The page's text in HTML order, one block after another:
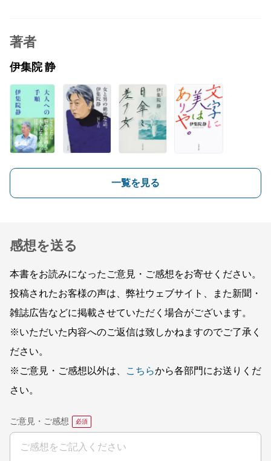
著者
伊集院 静
一覧を見る
感想を送る
本書をお読みになったご意見・ご感想をお寄せください。
投稿されたお客様の声は、弊社ウェブサイト、また新聞・
雑誌広告などに掲載させていただく場合がございます。
※いただいた内容へのご返信は致しかねますのでご了承く
ださい。
※ご意見・ご感想以外は、
こちらから各部門にお送りくだ
さい。
ご意見・ご感想